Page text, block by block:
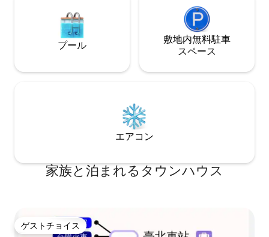
心配はありません！） ＊この宿泊先には
朝食は含まれていません ＊すべてのゲス
トを親切に歓迎し、人気のある観光スポ
ットの旅行情報を提供します。 ＊宿泊施
で、階段を登る必要があります 「追加人
の清掃料金」 ＊各階に1部屋あり、他のゲ
ストとのやり取りはありません ＊ナイト
マーケットは賑やかなエリアで、アクテ
ィビティもたくさんあります。防音につ
部屋には耳栓も用意しています。睡眠の
質が高く、防音が完璧なゲストの方は、
ル、バスタオル、
くし、かみそり、
キャップ） 注：
ュニティには階段
犬や猫が出入りし
どの小動物が避け
プール
敷地内無料駐⁠車
ス⁠ペ⁠ー⁠ス
エアコン
家族と泊まれるタウンハウス
ゲストチョイス
ゲストチョイス